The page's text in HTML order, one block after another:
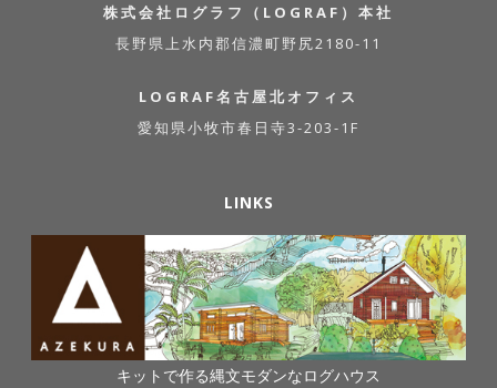
株式会社ログラフ（LOGRAF）本社
長野県上水内郡信濃町野尻2180-11
LOGRAF名古屋北オフィス
愛知県小牧市春日寺3-203-1F
LINKS
キットで作る縄文モダンなログハウス